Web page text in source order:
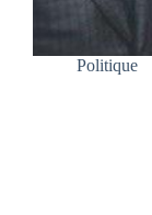
Politique